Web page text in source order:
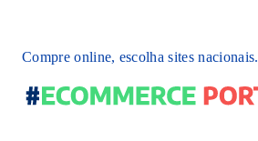
Compre online, escolha sites nacionais.